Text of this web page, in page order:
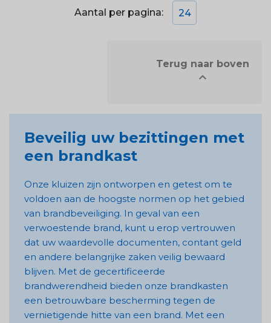
Aantal per pagina: 24

Beveilig uw bezittingen met
een brandkast
Onze kluizen zijn ontworpen en getest om te
voldoen aan de hoogste normen op het gebied
van brandbeveiliging. In geval van een
verwoestende brand, kunt u erop vertrouwen
dat uw waardevolle documenten, contant geld
en andere belangrijke zaken veilig bewaard
blijven. Met de gecertificeerde
brandwerendheid bieden onze brandkasten
een betrouwbare bescherming tegen de
vernietigende hitte van een brand. Met een